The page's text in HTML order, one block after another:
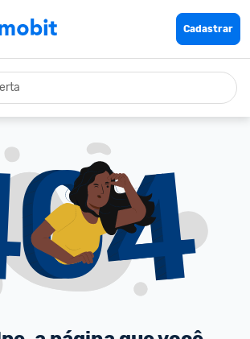
Cadastrar